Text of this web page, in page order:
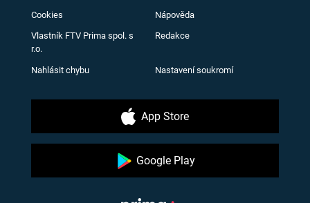
Cookies Nápověda
Vlastník FTV Prima spol. s
r.o.
Redakce
Nahlásit chybu Nastavení soukromí
App Store
Google Play